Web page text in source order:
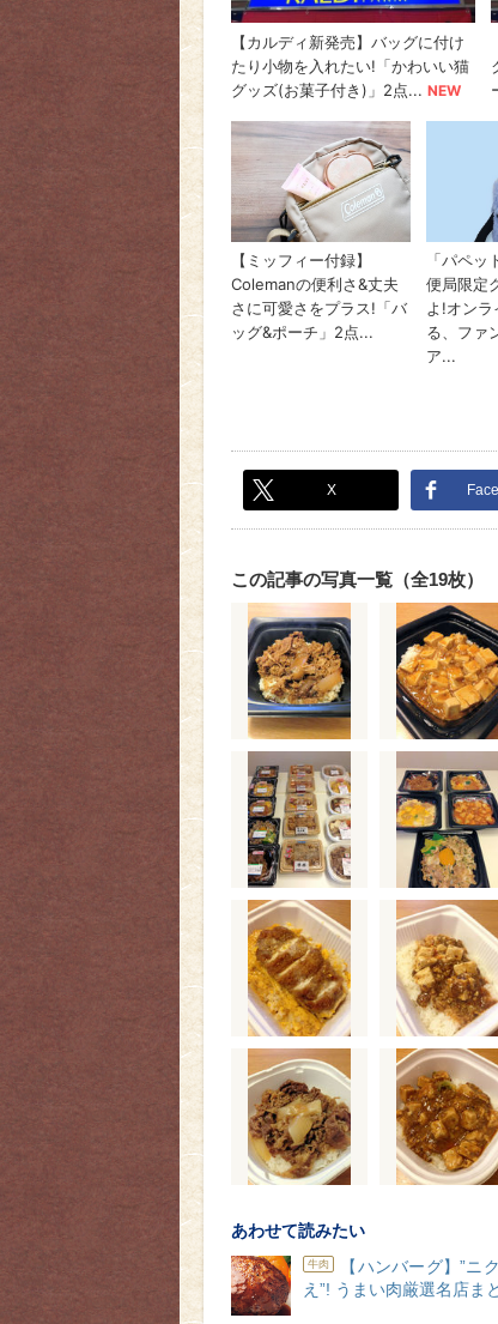
X
この記事の写真一覧（全19枚）
あわせて読みたい
牛肉
【ハンバーグ】”ニ
え”! うまい肉厳選名店ま